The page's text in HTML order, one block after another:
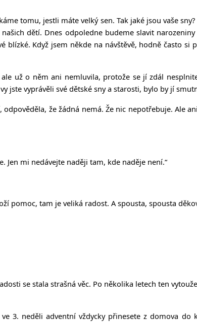
tomu, jestli máte velký sen. Tak jaké jsou vaše
dětí. Dnes odpoledne budeme slavit
Když jsem někde na návštěvě, hodně často
už o něm ani nemluvila, protože se jí zdál
jste vyprávěli své dětské sny a starosti, bylo by jí
že žádná nemá. Že nic nepotřebuje. Ale
mi nedávejte naději tam, kde naděje není.“
pomoc, tam je veliká radost. A spousta, spousta
se stala strašná věc. Po několika letech ten
3. neděli adventní vždycky přinesete z domova